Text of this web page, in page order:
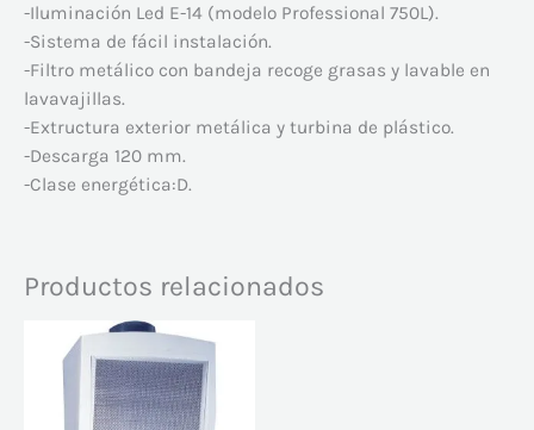
-Iluminación Led E-14 (modelo Professional 750L).
-Sistema de fácil instalación.
-Filtro metálico con bandeja recoge grasas y lavable en
lavavajillas.
-Extructura exterior metálica y turbina de plástico.
-Descarga 120 mm.
-Clase energética:D.
Productos relacionados